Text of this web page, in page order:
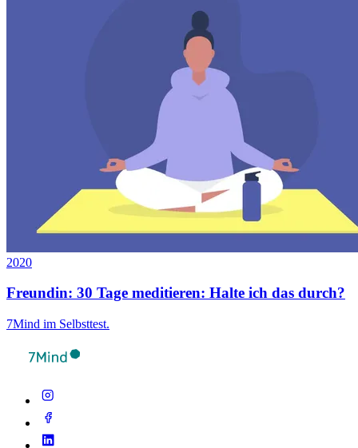
2020
Freundin: 30 Tage meditieren: Halte ich das durch?
7Mind im Selbsttest.